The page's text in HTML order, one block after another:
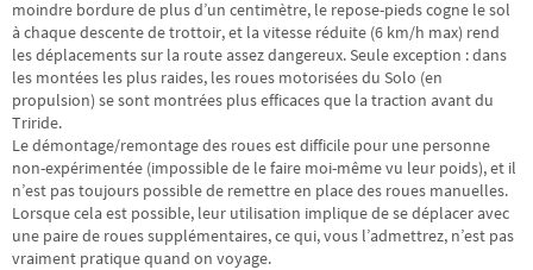
moindre bordure de plus d’un centimètre, le repose-pieds cogne le sol
à chaque descente de trottoir, et la vitesse réduite (6 km/h max) rend
les déplacements sur la route assez dangereux. Seule exception : dans
les montées les plus raides, les roues motorisées du Solo (en
propulsion) se sont montrées plus efficaces que la traction avant du
Triride.
Le démontage/remontage des roues est difficile pour une personne
non-expérimentée (impossible de le faire moi-même vu leur poids), et il
n’est pas toujours possible de remettre en place des roues manuelles.
Lorsque cela est possible, leur utilisation implique de se déplacer avec
une paire de roues supplémentaires, ce qui, vous l’admettrez, n’est pas
vraiment pratique quand on voyage.